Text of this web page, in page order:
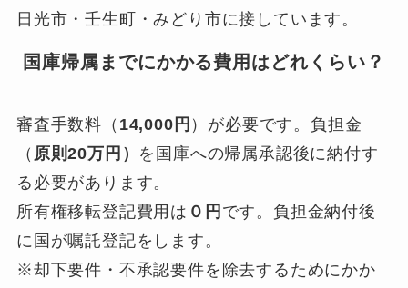
日光市・壬生町・みどり市に接しています。
国庫帰属までにかかる費用はどれくらい？
審査手数料（ 14,000円 ）が必要です。負担金
（ 原則20万円） を国庫への帰属承認後に納付す
る必要があります。
所有権移転登記費用は ０円 です。負担金納付後
に国が嘱託登記をします。
※却下要件・不承認要件を除去するためにかか